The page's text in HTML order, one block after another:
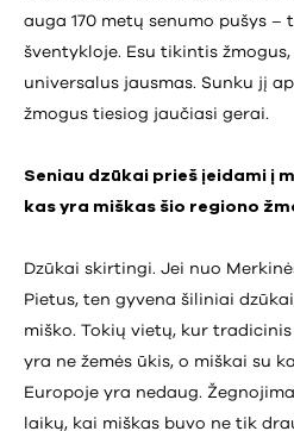
auga 170 metų senumo pušys
šventykloje. Esu tikintis
universalus jausmas. Sunku jį
žmogus tiesiog jaučiasi gerai.
Seniau dzūkai prieš įeidami į
kas yra miškas šio regiono
Dzūkai skirtingi. Jei nuo
Pietus, ten gyvena šiliniai
miško. Tokių vietų, kur
yra ne žemės ūkis, o miškai su
Europoje yra nedaug.
laikų, kai miškas buvo ne tik